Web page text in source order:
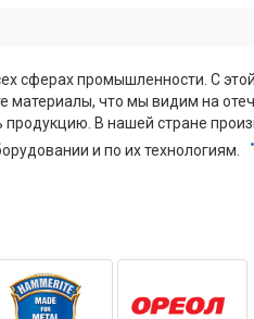
сферах промышленности. С
материалы, что мы видим на
В нашей стране
и по их технологиям.